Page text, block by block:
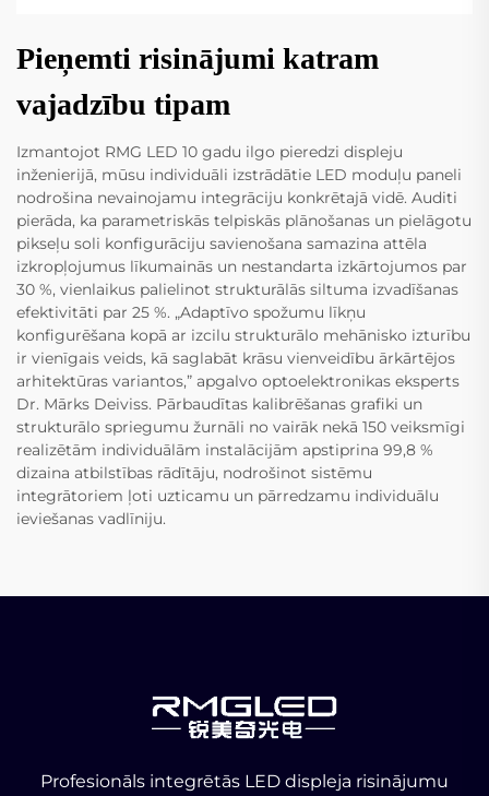
Pieņemti risinājumi katram
vajadzību tipam
Izmantojot RMG LED 10 gadu ilgo pieredzi displeju
inženierijā, mūsu individuāli izstrādātie LED moduļu paneli
nodrošina nevainojamu integrāciju konkrētajā vidē. Auditi
pierāda, ka parametriskās telpiskās plānošanas un pielāgotu
pikseļu soli konfigurāciju savienošana samazina attēla
izkropļojumus līkumainās un nestandarta izkārtojumos par
30 %, vienlaikus palielinot strukturālās siltuma izvadīšanas
efektivitāti par 25 %. „Adaptīvo spožumu līkņu
konfigurēšana kopā ar izcilu strukturālo mehānisko izturību
ir vienīgais veids, kā saglabāt krāsu vienveidību ārkārtējos
arhitektūras variantos,” apgalvo optoelektronikas eksperts
Dr. Mārks Deiviss. Pārbaudītas kalibrēšanas grafiki un
strukturālo spriegumu žurnāli no vairāk nekā 150 veiksmīgi
realizētām individuālām instalācijām apstiprina 99,8 %
dizaina atbilstības rādītāju, nodrošinot sistēmu
integrātoriem ļoti uzticamu un pārredzamu individuālu
ieviešanas vadlīniju.
Profesionāls integrētās LED displeja risinājumu